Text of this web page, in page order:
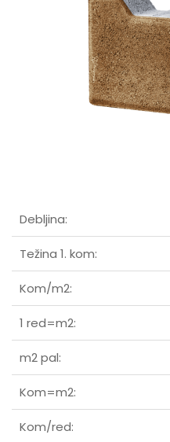
Debljina:
Težina 1. kom:
Kom/m2:
1 red=m2:
m2 pal:
Kom=m2:
Kom/red: